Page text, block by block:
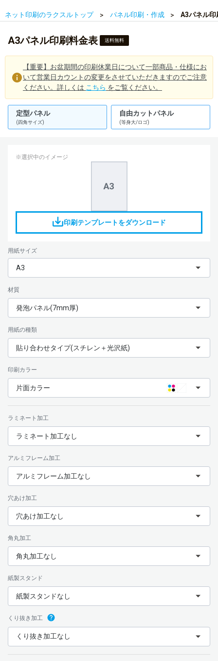
ネット印刷のラクスルトップ パネル印刷・作成 A3パネル印
A3パネル印刷料金表 送料無料
【重要】お盆期間の印刷休業日について一部商品・仕様にお
いて営業日カウントの変更をさせていただきますのでご注意
ください。詳しくは こちら をご覧ください。
定型パネル
(四角サイズ)
自由カットパネル
(等身大/ロゴ)
※選択中のイメージ
印刷テンプレートをダウンロード
用紙サイズ
A3
材質
発泡パネル(7mm厚)
用紙の種類
貼り合わせタイプ(スチレン＋光沢紙)
印刷カラー
片面カラー
ラミネート加工
ラミネート加工なし
アルミフレーム加工
アルミフレーム加工なし
穴あけ加工
穴あけ加工なし
角丸加工
角丸加工なし
紙製スタンド
紙製スタンドなし
くり抜き加工
くり抜き加工なし